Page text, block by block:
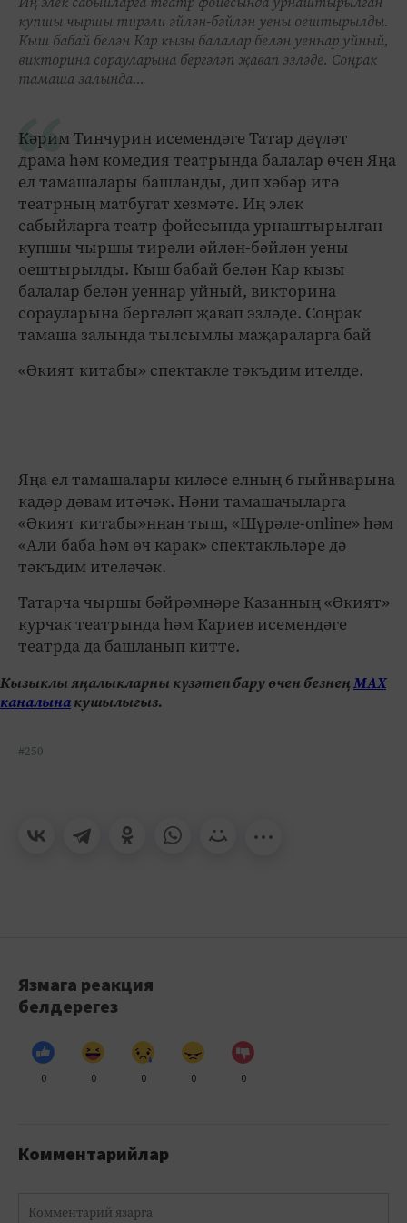
купшы чыршы тирәли әйлән-бәйлән уены оештырылды.
Кыш бабай белән Кар кызы балалар белән уеннар уйный,
викторина сорауларына бергәләп җавап эзләде. Соңрак
тамаша залында...
Кәрим Тинчурин исемендәге Татар дәүләт
драма һәм комедия театрында балалар өчен Яңа
ел тамашалары башланды, дип хәбәр итә
театрның матбугат хезмәте. Иң элек
сабыйларга театр фойесында урнаштырылган
купшы чыршы тирәли әйлән-бәйлән уены
оештырылды. Кыш бабай белән Кар кызы
балалар белән уеннар уйный, викторина
сорауларына бергәләп җавап эзләде. Соңрак
тамаша залында тылсымлы маҗараларга бай
«Әкият китабы» спектакле тәкъдим ителде.
Яңа ел тамашалары киләсе елның 6 гыйнварына
кадәр дәвам итәчәк. Нәни тамашачыларга
«Әкият китабы»ннан тыш, «Шүрәле-online» һәм
«Али баба һәм өч карак» спектакльләре дә
тәкъдим ителәчәк.
Татарча чыршы бәйрәмнәре Казанның «Әкият»
курчак театрында һәм Кариев исемендәге
театрда да башланып китте.
Кызыклы яңалыкларны күзәтеп бару өчен безнеңМАХ
каналынакушылыгыз.
#250
Язмага реакция
белдерегез
0 0 0 0 0
Комментарийлар